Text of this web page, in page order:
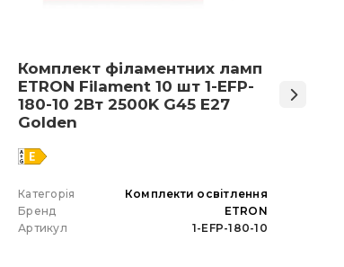
Комплект філаментних ламп
ETRON Filament 10 шт 1-EFP-
180-10 2Вт 2500K G45 E27
Golden
Категорія
Комплекти освітлення
Бренд
ETRON
Артикул
1-EFP-180-10
48 Вт